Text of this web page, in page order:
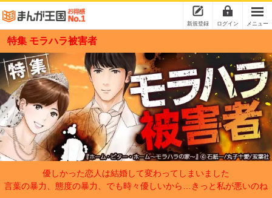
新規登録 ログイン メニュー
特集 モラハラ被害者
優しかった恋人は結婚して変わってしまいました
言葉の暴力、態度の暴力、でも時々優しいから…きっと私が悪いのね